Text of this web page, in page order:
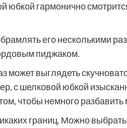
юбкой гармонично
его несколькими
пиджаком.
может выглядеть
с шелковой юбкой
чтобы немного
границ. Можно